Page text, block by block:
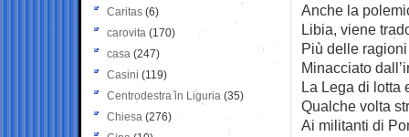
Anche la
Libia, viene
Più delle
Minacciato
La Lega di lotta
Qualche volta
Ai militanti di
Caritas (6)
carovita (170)
casa (247)
Casini (119)
Centrodestra in Liguria (35)
Chiesa (276)